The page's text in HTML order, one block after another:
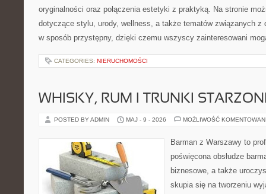
oryginalności oraz połączenia estetyki z praktyką. Na stronie
dotyczące stylu, urody, wellness, a także tematów związanych z
w sposób przystępny, dzięki czemu wszyscy zainteresowani
CATEGORIES: NIERUCHOMOŚCI
WHISKY, RUM I TRUNKI
POSTED BY ADMIN MAJ - 9 - 2026 MOŻLIWOŚĆ
Barman z Warszawy to
poświęcona obsłudze
biznesowe, a także
skupia się na tworzeniu